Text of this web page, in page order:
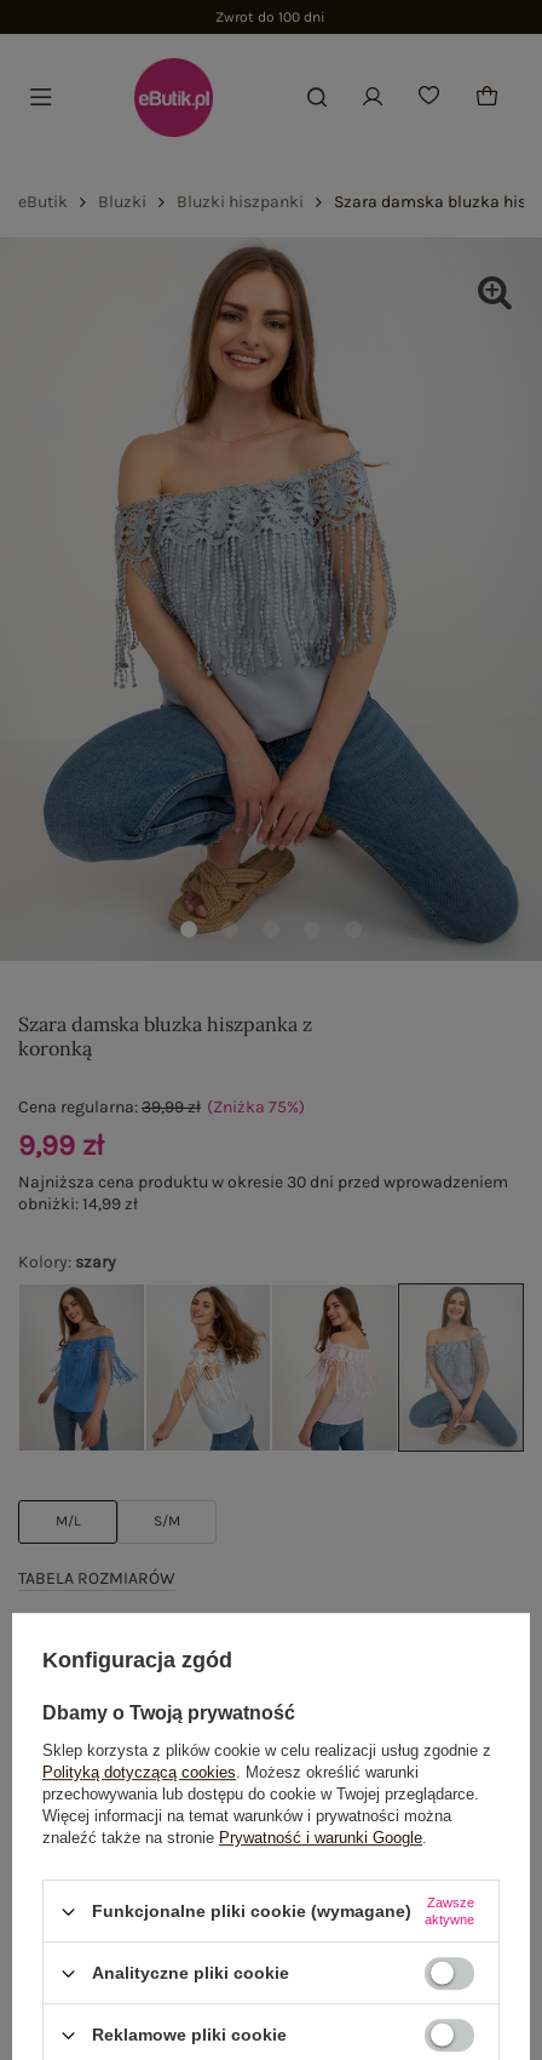
Zwrot do 100 dni
eButik Bluzki Bluzki hiszpanki Szara damska bluzka
Szara damska bluzka hiszpanka z
koronką
Kolory: szary
M/L S/M
TABELA ROZMIARÓW
Cena regularna:39,99 zł (Zniżka 75%)
9,99 zł
Najniższa cena produktu w okresie 30 dni przed wprowadzeniem
obniżki:14,99 zł
Dostawaod 7,99 zł
Wysyłkajutro
Konfiguracja zgód
Dbamy o Twoją prywatność
Sklep korzysta z plików cookie w celu realizacji usług zgodnie z
Polityką dotyczącą cookies. Możesz określić warunki
przechowywania lub dostępu do cookie w Twojej przeglądarce.
Więcej informacji na temat warunków i prywatności można
znaleźć także na stronie Prywatność i warunki Google.
Funkcjonalne pliki cookie (wymagane)
Zawsze
aktywne
Analityczne pliki cookie
Reklamowe pliki cookie